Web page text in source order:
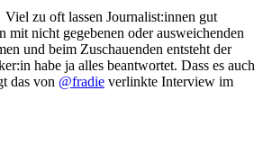
Viel zu oft lassen Journalist:innen gut
mit nicht gegebenen oder ausweichenden
und beim Zuschauenden entsteht der
habe ja alles beantwortet. Dass es auch
das von @fradie verlinkte Interview im